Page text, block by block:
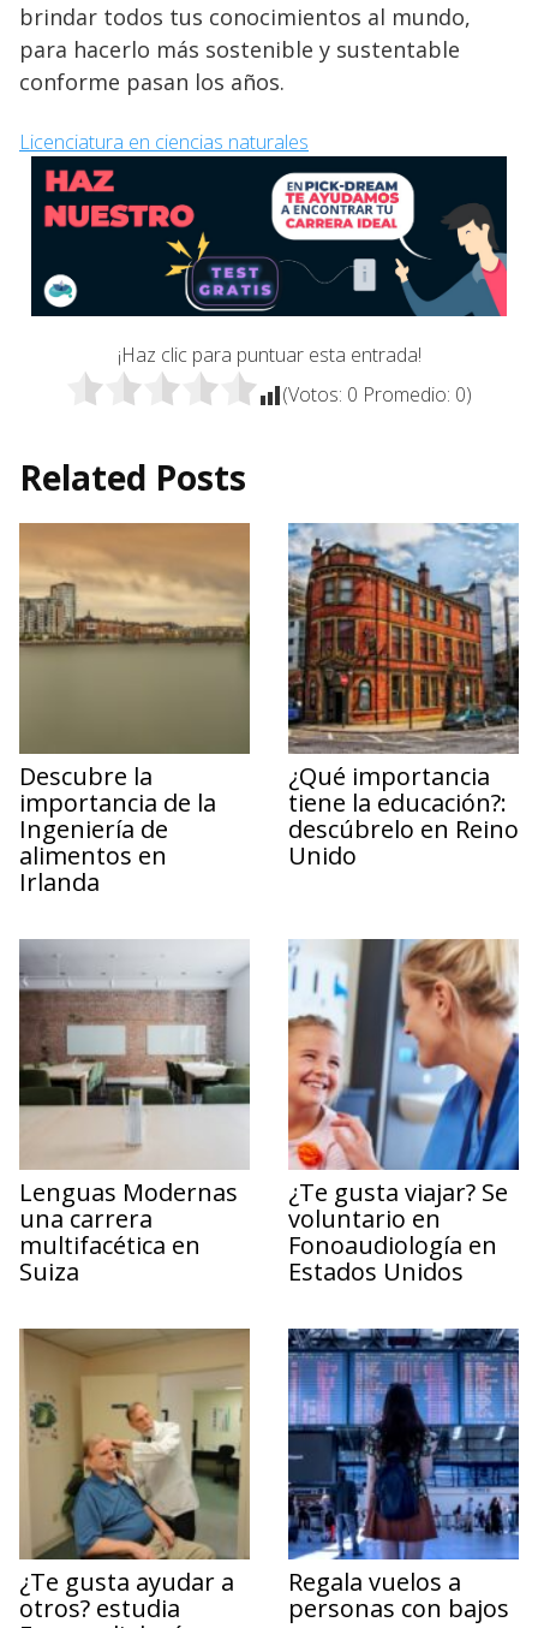
brindar todos tus conocimientos al mundo,
para hacerlo más sostenible y sustentable
conforme pasan los años.
Licenciatura en ciencias naturales
¡Haz clic para puntuar esta entrada!
(Votos: 0 Promedio: 0)
Related Posts
Descubre la
importancia de la
Ingeniería de
alimentos en
Irlanda
¿Qué importancia
tiene la educación?:
descúbrelo en Reino
Unido
Lenguas Modernas
una carrera
multifacética en
Suiza
¿Te gusta viajar? Se
voluntario en
Fonoaudiología en
Estados Unidos
¿Te gusta ayudar a
otros? estudia
Regala vuelos a
personas con bajos